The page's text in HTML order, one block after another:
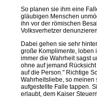
So planen sie ihm eine
gläubigen Menschen
ihn vor der römischen
Volksverhetzer
Dabei gehen sie sehr
große Komplimente, loben
immer die Wahrheit sagst
ohne auf jemand
auf die Person." Richtige
Wahrheitsliebe, so meinen
aufgestellte Falle tappen.
erlaubt, dem Kaiser